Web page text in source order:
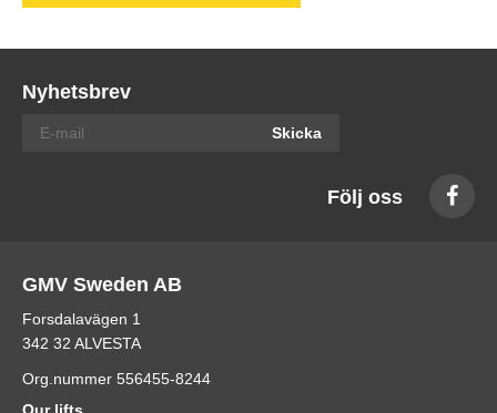
Nyhetsbrev
Skicka
Följ oss
GMV Sweden AB
Forsdalavägen 1
342 32 ALVESTA
Org.nummer 556455-8244